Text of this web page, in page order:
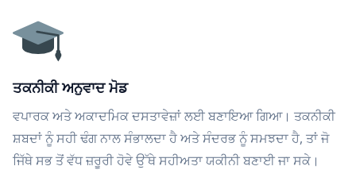
ਤਕਨੀਕੀ ਅਨੁਵਾਦ ਮੋਡ
ਵਪਾਰਕ ਅਤੇ ਅਕਾਦਮਿਕ ਦਸਤਾਵੇਜ਼ਾਂ ਲਈ ਬਣਾਇਆ ਗਿਆ। ਤਕਨੀਕੀ
ਸ਼ਬਦਾਂ ਨੂੰ ਸਹੀ ਢੰਗ ਨਾਲ ਸੰਭਾਲਦਾ ਹੈ ਅਤੇ ਸੰਦਰਭ ਨੂੰ ਸਮਝਦਾ ਹੈ, ਤਾਂ ਜੋ
ਜਿੱਥੇ ਸਭ ਤੋਂ ਵੱਧ ਜ਼ਰੂਰੀ ਹੋਵੇ ਉੱਥੇ ਸਹੀਅਤਾ ਯਕੀਨੀ ਬਣਾਈ ਜਾ ਸਕੇ।